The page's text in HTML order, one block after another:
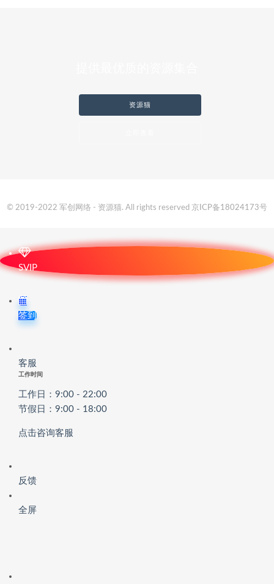
资源猫
© 2019-2022 军创网络 - 资源猫. All rights reserved 京ICP备18024173号
SVIP
签到
客服
工作时间
工作日：9:00 - 22:00
节假日：9:00 - 18:00
点击咨询客服
反馈
全屏